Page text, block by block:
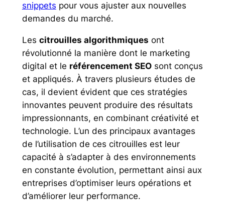
snippets pour vous ajuster aux nouvelles
demandes du marché.
Les citrouilles algorithmiques ont
révolutionné la manière dont le marketing
digital et le référencement SEOsont conçus
et appliqués. À travers plusieurs études de
cas, il devient évident que ces stratégies
innovantes peuvent produire des résultats
impressionnants, en combinant créativité et
technologie. L’un des principaux avantages
de l’utilisation de ces citrouilles est leur
capacité à s’adapter à des environnements
en constante évolution, permettant ainsi aux
entreprises d’optimiser leurs opérations et
d’améliorer leur performance.